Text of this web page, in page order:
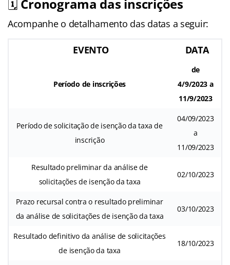
🗓️ Cronograma das inscrições
Acompanhe o detalhamento das datas a seguir:
EVENTO DATA
Período de inscrições
de
4/9/2023 a
11/9/2023
Período de solicitação de isenção da taxa de
inscrição
04/09/2023
a
11/09/2023
Resultado preliminar da análise de
solicitações de isenção da taxa
02/10/2023
Prazo recursal contra o resultado preliminar
da análise de solicitações de isenção da taxa
03/10/2023
Resultado definitivo da análise de solicitações
de isenção da taxa
18/10/2023